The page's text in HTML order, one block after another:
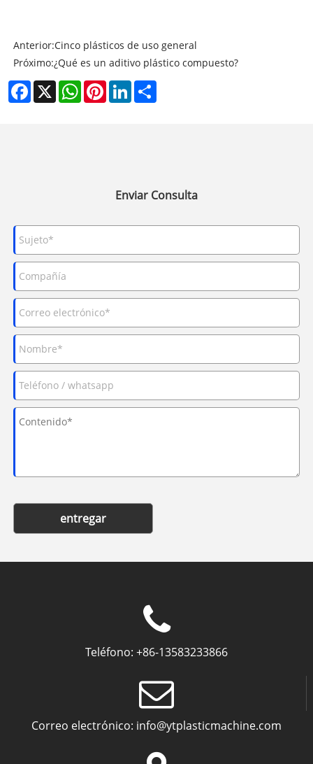
Anterior:Cinco plásticos de uso general
Próximo:¿Qué es un aditivo plástico compuesto?
Facebook
X WhatsAppPinterestLinkedIn
Enviar Consulta
entregar
Teléfono: +86-13583233866
Correo electrónico: info@ytplasticmachine.com